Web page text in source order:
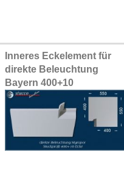
Inneres Eckelement für
direkte Beleuchtung
Bayern 400+10